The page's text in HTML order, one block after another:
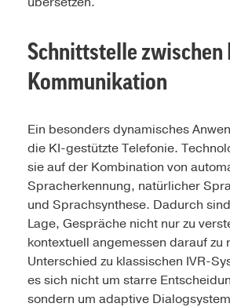
Schnittstelle zwischen
Kommunikation
Ein besonders dynamisches
die KI-gestützte Telefonie.
sie auf der Kombination von
Spracherkennung, natürlicher
und Sprachsynthese. Dadurch
Lage, Gespräche nicht nur zu
kontextuell angemessen darauf zu
Unterschied zu klassischen IVR-
es sich nicht um starre
sondern um adaptive